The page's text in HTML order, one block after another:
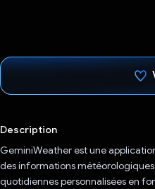
Description
GeminiWeather est une
des informations
quotidiennes personnalisées en